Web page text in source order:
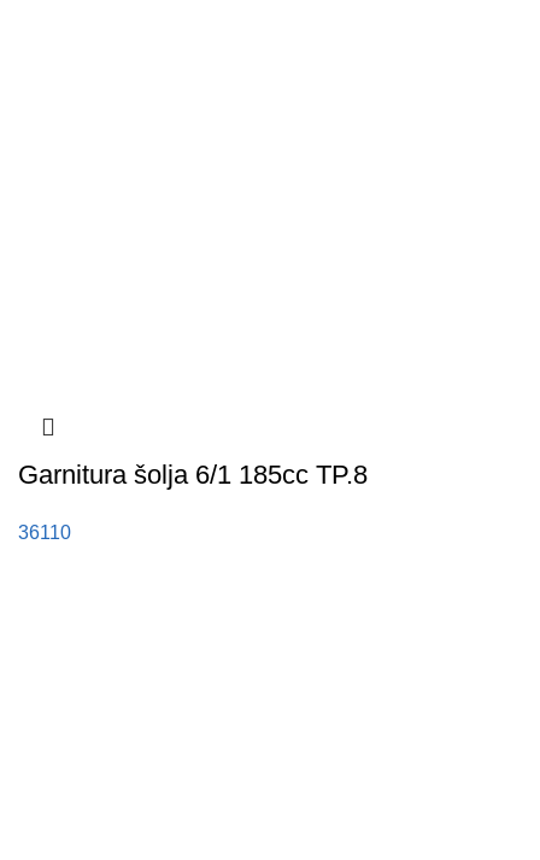
Garnitura šolja 6/1 185cc TP.8
36110